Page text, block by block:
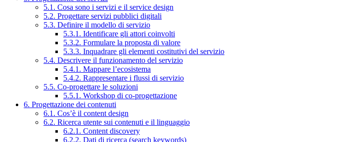
5.1. Cosa sono i servizi e il service design
5.2. Progettare servizi pubblici digitali
5.3. Definire il modello di servizio
5.3.1. Identificare gli attori coinvolti
5.3.2. Formulare la proposta di valore
5.3.3. Inquadrare gli elementi costitutivi del servizio
5.4. Descrivere il funzionamento del servizio
5.4.1. Mappare l’ecosistema
5.4.2. Rappresentare i flussi di servizio
5.5. Co-progettare le soluzioni
5.5.1. Workshop di co-progettazione
6. Progettazione dei contenuti
6.1. Cos’è il content design
6.2. Ricerca utente sui contenuti e il linguaggio
6.2.1. Content discovery
6.2.2. Dati di ricerca (search keywords)